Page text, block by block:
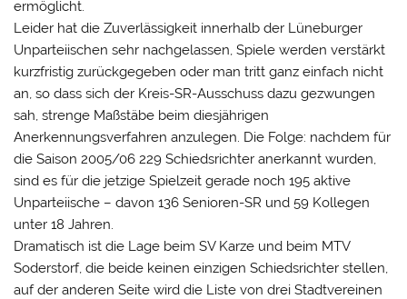
ermöglicht.
Leider hat die Zuverlässigkeit innerhalb der Lüneburger
Unparteiischen sehr nachgelassen, Spiele werden verstärkt
kurzfristig zurückgegeben oder man tritt ganz einfach nicht
an, so dass sich der Kreis-SR-Ausschuss dazu gezwungen
sah, strenge Maßstäbe beim diesjährigen
Anerkennungsverfahren anzulegen. Die Folge: nachdem für
die Saison 2005/06 229 Schiedsrichter anerkannt wurden,
sind es für die jetzige Spielzeit gerade noch 195 aktive
Unparteiische – davon 136 Senioren-SR und 59 Kollegen
unter 18 Jahren.
Dramatisch ist die Lage beim SV Karze und beim MTV
Soderstorf, die beide keinen einzigen Schiedsrichter stellen,
auf der anderen Seite wird die Liste von drei Stadtvereinen